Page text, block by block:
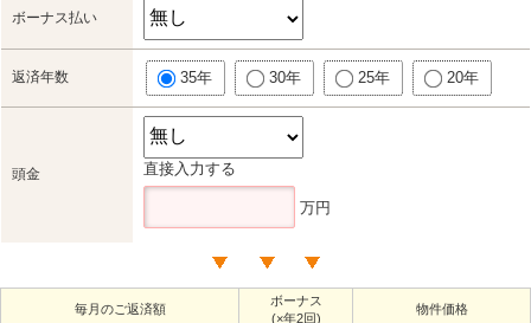
ボーナス払い
返済年数 35年 30年 25年 20年
頭金 直接入力する
万円
毎月のご返済額
ボーナス
(×年2回)
物件価格